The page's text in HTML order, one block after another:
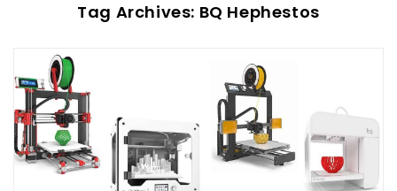
Tag Archives: BQ Hephestos